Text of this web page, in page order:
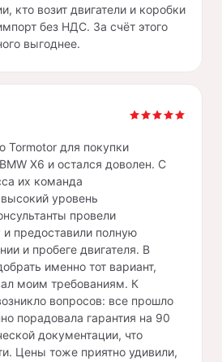
кто возит двигатели и коробки
без НДС. За счёт этого
выгоднее.
Tormotor для покупки
X6 и остался доволен. С
их команда
уровень
провели
предоставили полную
и пробеге двигателя. В
именно тот вариант,
моим требованиям. К
вопросов: все прошло
порадовала гарантия на 90
документации, что
Цены тоже приятно удивили,